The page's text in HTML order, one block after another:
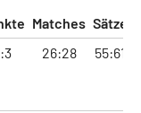
Matches Sätze
26:28 55:61